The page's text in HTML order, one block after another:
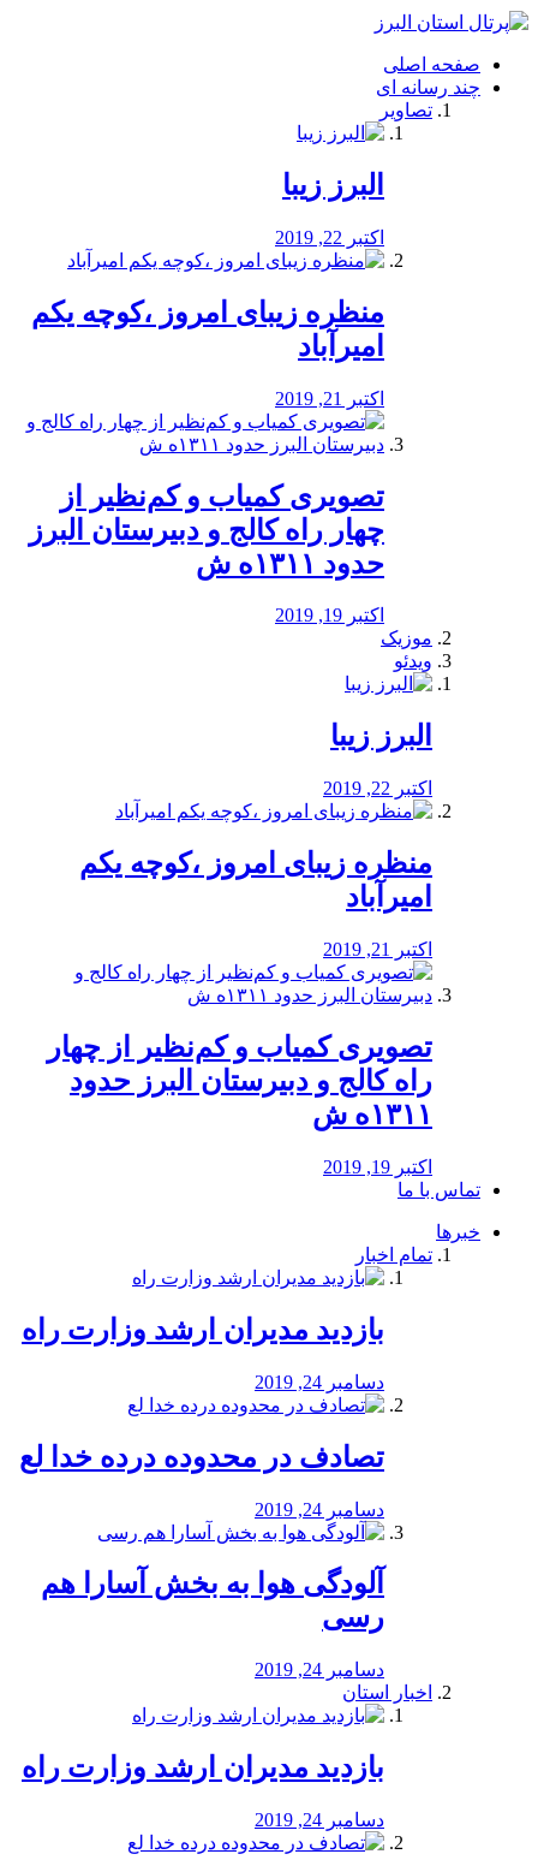
فصد
شرق
تهران
خشکشویی
صفحه اصلی
چند رسانه ای
تصاویر
البرز زیبا
اکتبر 22, 2019
منظره‌‌ زیبای امروز ،کوچه یکم
امیرآباد
اکتبر 21, 2019
️تصویری کمیاب و کم‌نظیر از
چهار راه كالج و دبيرستان البرز
حدود ۱۳۱۱ه ش
اکتبر 19, 2019
موزیک
ویدئو
البرز زیبا
اکتبر 22, 2019
منظره‌‌ زیبای امروز ،کوچه یکم
امیرآباد
اکتبر 21, 2019
️تصویری کمیاب و کم‌نظیر از چهار
راه كالج و دبيرستان البرز حدود
۱۳۱۱ه ش
اکتبر 19, 2019
تماس با ما
خبرها
تمام اخبار
بازدید مدیران ارشد وزارت راه
دسامبر 24, 2019
تصادف در محدوده درده خدا لع
دسامبر 24, 2019
آلودگی هوا به بخش آسارا هم
رسی
دسامبر 24, 2019
اخبار استان
بازدید مدیران ارشد وزارت راه
دسامبر 24, 2019